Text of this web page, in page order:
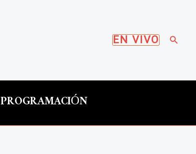
EN VIVO
PROGRAMACIÓN